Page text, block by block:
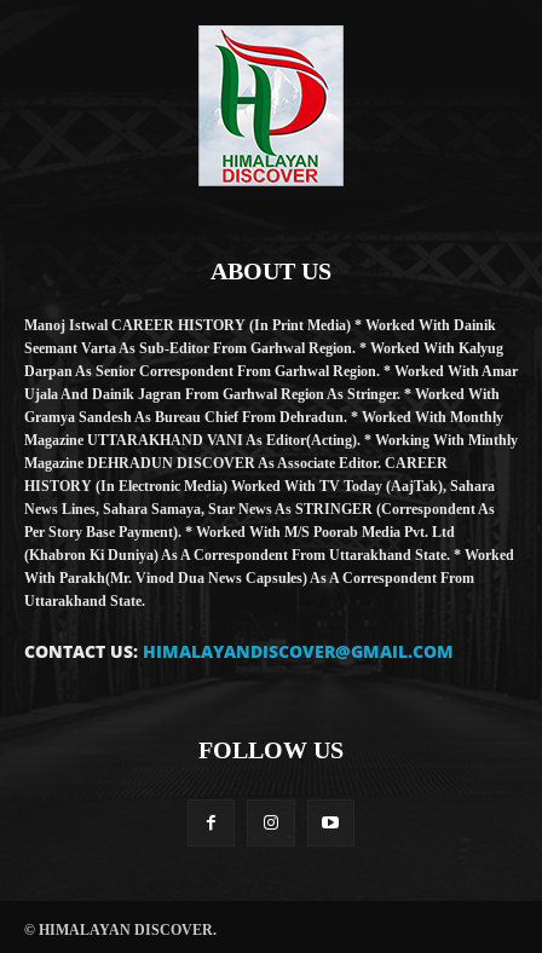
ABOUT US
Manoj Istwal CAREER HISTORY (in Print Media) * Worked With Dainik
Seemant Varta As Sub-Editor From Garhwal Region. * Worked With Kalyug
Darpan As Senior Correspondent From Garhwal Region. * Worked With Amar
Ujala And Dainik Jagran From Garhwal Region As Stringer. * Worked With
Gramya Sandesh As Bureau Chief From Dehradun. * Worked With Monthly
Magazine UTTARAKHAND VANI As Editor(Acting). * Working With Minthly
Magazine DEHRADUN DISCOVER As Associate Editor. CAREER
HISTORY (in Electronic Media) Worked With TV Today (AajTak), Sahara
News Lines, Sahara Samaya, Star News As STRINGER (Correspondent As
Per Story Base Payment). * Worked With M/S Poorab Media Pvt. Ltd
(Khabron Ki Duniya) As A Correspondent From Uttarakhand State. * Worked
With Parakh(Mr. Vinod Dua News Capsules) As A Correspondent From
Uttarakhand State.
CONTACT US: HIMALAYANDISCOVER@GMAIL.COM
FOLLOW US
© HIMALAYAN DISCOVER.